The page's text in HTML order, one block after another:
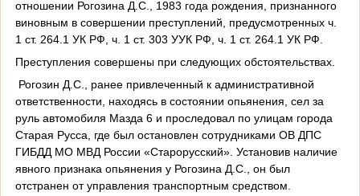
отношении Рогозина Д.С., 1983 года рождения, признанного
виновным в совершении преступлений, предусмотренных ч.
1 ст. 264.1 УК РФ, ч. 1 ст. 303 УУК РФ, ч. 1 ст. 264.1 УК РФ.
Преступления совершены при следующих обстоятельствах.
Рогозин Д.С., ранее привлеченный к административной
ответственности, находясь в состоянии опьянения, сел за
руль автомобиля Мазда 6 и проследовал по улицам города
Старая Русса, где был остановлен сотрудниками ОВ ДПС
ГИБДД МО МВД России «Старорусский». Установив наличие
явного признака опьянения у Рогозина Д.С., он был
отстранен от управления транспортным средством.